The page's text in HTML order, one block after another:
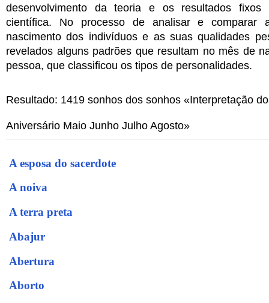
desenvolvimento da teoria e os resultados fixos
científica. No processo de analisar e comparar
nascimento dos indivíduos e as suas qualidades
revelados alguns padrões que resultam no mês de
pessoa, que classificou os tipos de personalidades.
Resultado: 1419 sonhos dos sonhos «Interpretação
Aniversário Maio Junho Julho Agosto»
A esposa do sacerdote
A noiva
A terra preta
Abajur
Abertura
Aborto